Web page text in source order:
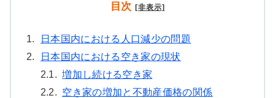
目次 [非表示]
1.
日本国内における人口減少の問題
2.
日本国内における空き家の現状
2.1. 増加し続ける空き家
2.2. 空き家の増加と不動産価格の関係